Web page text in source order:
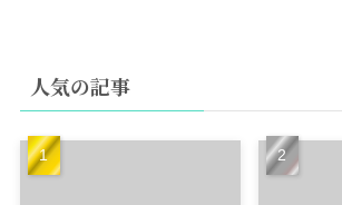
人気の記事